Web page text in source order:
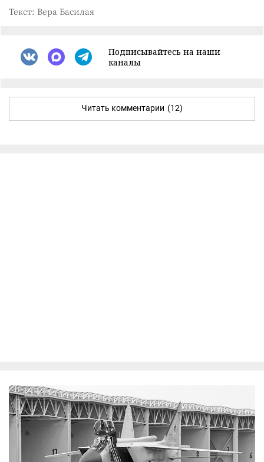
Текст: Вера Басилая
Подписывайтесь на наши
каналы
Читать комментарии (12)